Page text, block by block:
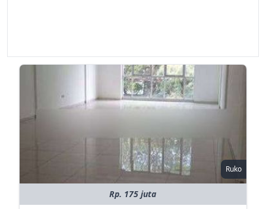
Ruko
Rp. 175 juta